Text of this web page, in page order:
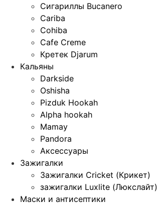
Сигариллы Bucanero
Cariba
Cohiba
Cafe Creme
Кретек Djarum
Кальяны
Darkside
Oshisha
Pizduk Hookah
Alpha hookah
Mamay
Pandora
Аксессуары
Зажигалки
Зажигалки Cricket (Крикет)
зажигалки Luxlite (Люкслайт)
Маски и антисептики